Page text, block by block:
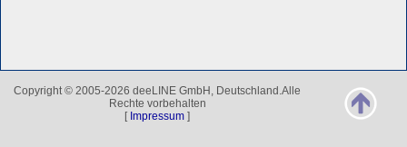
Copyright © 2005-2026 deeLINE GmbH, Deutschland.Alle
Rechte vorbehalten
[ Impressum ]